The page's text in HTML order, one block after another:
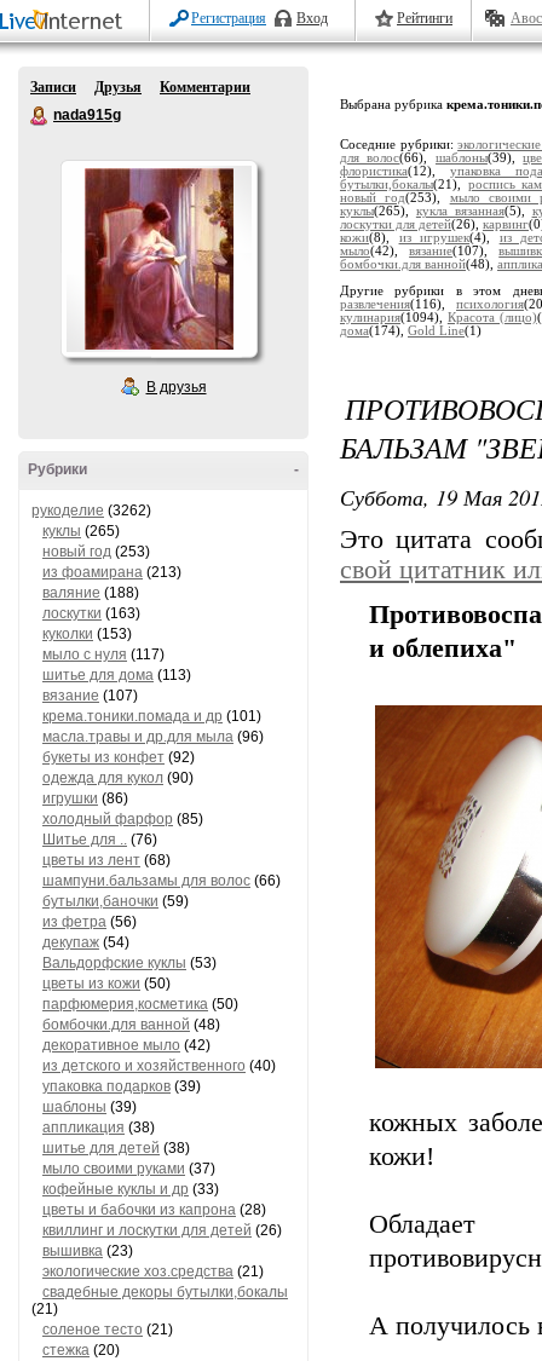
Регистрация Вход Рейтинги
Записи Друзья
Комментарии
nada915g
В друзья
-
Рубрики
рукоделие (3262)
куклы (265)
новый год (253)
из фоамирана (213)
валяние (188)
лоскутки (163)
куколки (153)
мыло с нуля (117)
шитье для дома (113)
вязание (107)
крема.тоники.помада и др (101)
масла.травы и др.для мыла (96)
букеты из конфет (92)
одежда для кукол (90)
игрушки (86)
холодный фарфор (85)
Шитье для .. (76)
цветы из лент (68)
шампуни.бальзамы для волос (66)
бутылки,баночки (59)
из фетра (56)
декупаж (54)
Вальдорфские куклы (53)
цветы из кожи (50)
парфюмерия,косметика (50)
бомбочки.для ванной (48)
декоративное мыло (42)
из детского и хозяйственного (40)
упаковка подарков (39)
шаблоны (39)
аппликация (38)
шитье для детей (38)
мыло своими руками (37)
кофейные куклы и др (33)
цветы и бабочки из капрона (28)
квиллинг и лоскутки для детей (26)
вышивка (23)
экологические хоз.средства (21)
свадебные декоры бутылки,бокалы
(21)
соленое тесто (21)
стежка (20)
Выбрана рубрика
Соседние рубрики:
для волос(66), шаблоны(39),
флористика(12), упаковка
бутылки,бокалы(21), роспись
новый год(253), мыло своими
куклы(265), кукла вязанная(5),
лоскутки для детей(26), карвинг
кожи(8), из игрушек(4), из
мыло(42),вязание(107),
бомбочки.для ванной(48),
Другие рубрики в этом
развлечения(116), психология
кулинария(1094), Красота (лицо)
дома(174), Gold Line(1)
БАЛЬЗАМ
Суббота, 19 Мая
Это цитата
свой цитатник
и облепиха"
кожных
кожи!
Обладает
А получилось